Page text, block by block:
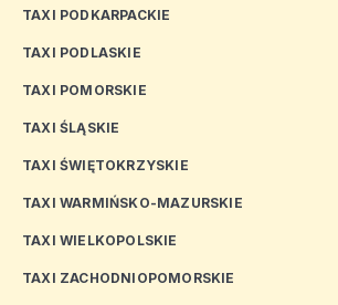
TAXI PODKARPACKIE
TAXI PODLASKIE
TAXI POMORSKIE
TAXI ŚLĄSKIE
TAXI ŚWIĘTOKRZYSKIE
TAXI WARMIŃSKO-MAZURSKIE
TAXI WIELKOPOLSKIE
TAXI ZACHODNIOPOMORSKIE